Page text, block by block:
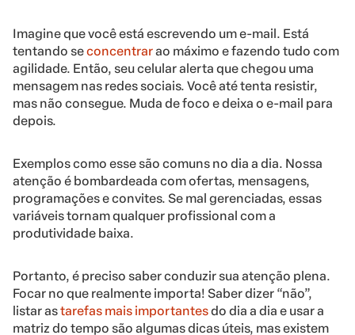
Imagine que você está escrevendo um e-mail. Está
tentando seconcentrarao máximo e fazendo tudo com
agilidade. Então, seu celular alerta que chegou uma
mensagem nas redes sociais. Você até tenta resistir,
mas não consegue. Muda de foco e deixa o e-mail para
depois.
Exemplos como esse são comuns no dia a dia. Nossa
atenção é bombardeada com ofertas, mensagens,
programações e convites. Se mal gerenciadas, essas
variáveis tornam qualquer profissional com a
produtividade baixa.
Portanto, é preciso saber conduzir sua atenção plena.
Focar no que realmente importa! Saber dizer “não”,
listar astarefas mais importantesdo dia a dia e usar a
matriz do tempo são algumas dicas úteis, mas existem